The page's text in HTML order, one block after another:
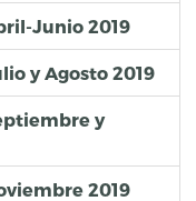
MOVILIDAD/SISP CONCLUIDA 1
BIENESTAR CONCLUIDA
CONCLUIDA 1
Junio 2019
y Agosto 2019
y
2019